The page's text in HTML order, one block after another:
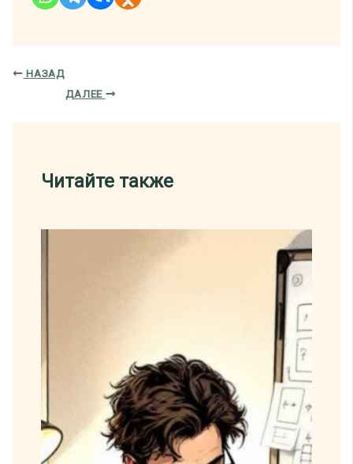
НАЗАД
ДАЛЕЕ
Читайте также